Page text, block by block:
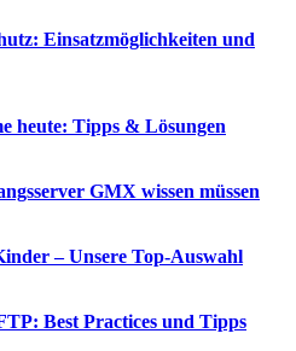
Einsatzmöglichkeiten und
heute: Tipps & Lösungen
GMX wissen müssen
– Unsere Top-Auswahl
Best Practices und Tipps